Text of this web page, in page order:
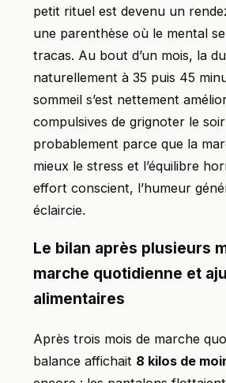
petit rituel est devenu un
une parenthèse où le mental
tracas. Au bout d’un mois, la
naturellement à 35 puis 45
sommeil s’est nettement
compulsives de grignoter le
probablement parce que la
mieux le stress et l’équilibre
effort conscient, l’humeur
éclaircie.
Le bilan après plusieurs
marche quotidienne et
alimentaires
Après trois mois de marche
balance affichait 8 kilos de